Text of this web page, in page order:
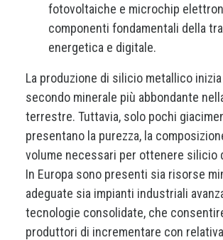
fotovoltaiche e microchip
componenti fondamentali della
energetica e digitale.
La produzione di silicio metallico
secondo minerale più abbondante
terrestre. Tuttavia, solo pochi
presentano la purezza, la
volume necessari per ottenere silicio
In Europa sono presenti sia risorse
adeguate sia impianti industriali
tecnologie consolidate, che
produttori di incrementare con